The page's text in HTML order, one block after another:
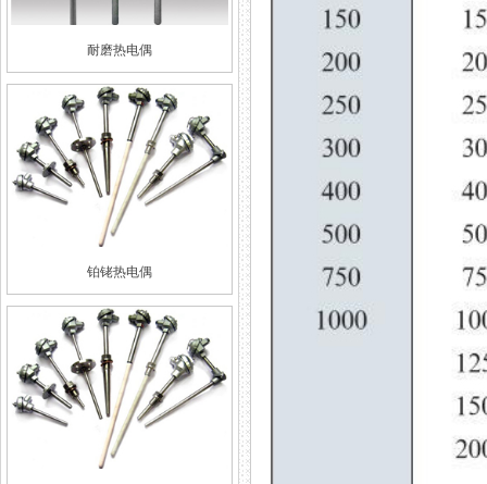
耐磨热电偶
铂铑热电偶